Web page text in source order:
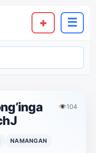
+ ☰
👁104
NAMANGAN